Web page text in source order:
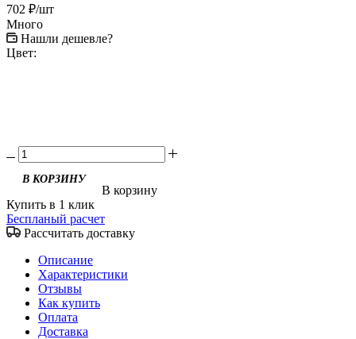
702 ₽/шт
Много
Нашли дешевле?
Цвет:
В корзину
Купить в 1 клик
Беспланый расчет
Рассчитать доставку
Описание
Характеристики
Отзывы
Как купить
Оплата
Доставка